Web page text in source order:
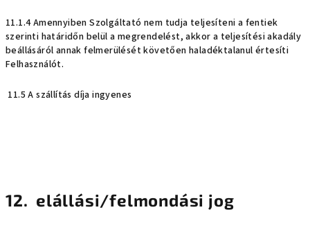
11.1.4 Amennyiben Szolgáltató nem tudja teljesíteni a fentiek
szerinti határidőn belül a megrendelést, akkor a teljesítési akadály
beállásáról annak felmerülését követően haladéktalanul értesíti
Felhasználót.
11.5 A szállítás díja ingyenes
12. elállási/felmondási jog